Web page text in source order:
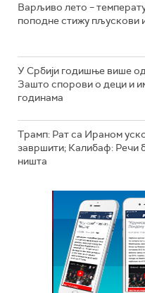
Варљиво лето –
поподне стижу пљускови
У Србији годишње више
Зашто спорови о деци и
годинама
Трамп: Рат са Ираном
завршити; Калибаф: Речи
ништа